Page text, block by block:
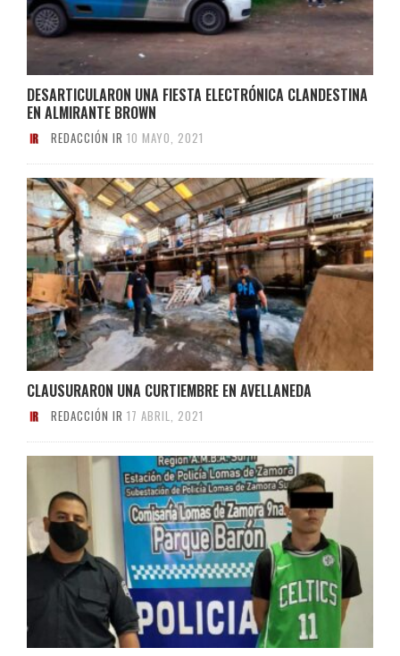
DESARTICULARON UNA FIESTA ELECTRÓNICA CLANDESTINA
EN ALMIRANTE BROWN
REDACCIÓN IR 10 MAYO, 2021
CLAUSURARON UNA CURTIEMBRE EN AVELLANEDA
REDACCIÓN IR 17 ABRIL, 2021